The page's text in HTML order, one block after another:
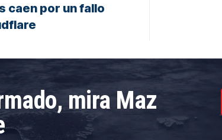
caen por un fallo
mira Maz